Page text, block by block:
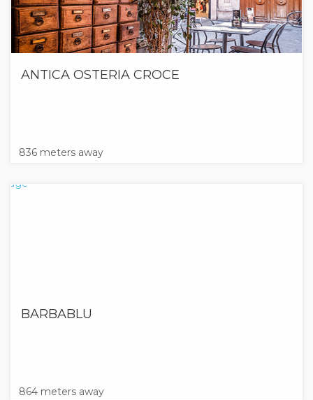
ANTICA OSTERIA CROCE
836 meters away
BARBABLU
864 meters away